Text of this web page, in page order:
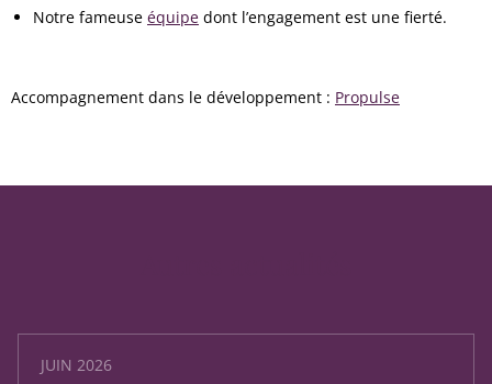
Notre fameuse équipe dont l’engagement est une fierté.
Accompagnement dans le développement : Propulse
JUIN 2026